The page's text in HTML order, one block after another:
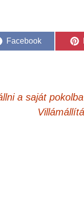
Share
Facebook
a saját pokolba